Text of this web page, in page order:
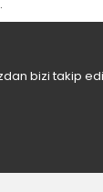
bizi takip